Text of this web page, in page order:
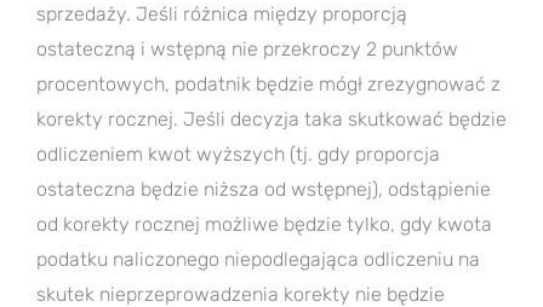
sprzedaży. Jeśli różnica między proporcją
ostateczną i wstępną nie przekroczy 2 punktów
procentowych, podatnik będzie mógł zrezygnować z
korekty rocznej. Jeśli decyzja taka skutkować będzie
odliczeniem kwot wyższych (tj. gdy proporcja
ostateczna będzie niższa od wstępnej), odstąpienie
od korekty rocznej możliwe będzie tylko, gdy kwota
podatku naliczonego niepodlegająca odliczeniu na
skutek nieprzeprowadzenia korekty nie będzie